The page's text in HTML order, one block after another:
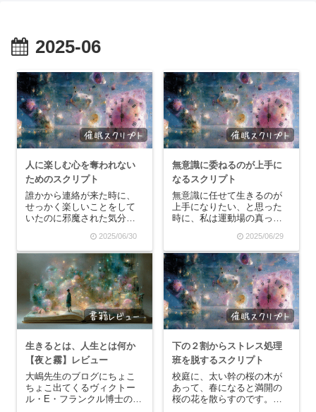
2025-06
人に楽しむ心を奪われない
ためのスクリプト
誰かから連絡が来た時に、
せっかく楽しいことをして
いたのに邪魔された気分に
じ！」と思っている時に、
仕事で嫌なことを言われた
りして。私の「楽しい」を
奪われた気分になってしま
う。そんなこと気にしなか
ったらいいのにって自分で
も...
2025/06/30
無意識に委ねるのが上手に
なるスクリプト
無意識に任せて生きるのが
上手になりたい、と思った
時に、私は運動場の真っ白
たんです。そして、その真
っ白いゴールテープを私は
誰よりも早くゴールして切
ることが“できない”と分かっ
ていたので、私は運動場に
響く家族の声援や下級...
2025/06/29
生きるとは、人生とは何か
【夜と霧】レビュー
大嶋先生のブログにちょこ
ちょこ出てくるヴィクトー
ル・E・フランクル博士の
下の２割からストレス処理
班を脱するスクリプト
校庭に、太い幹の桜の木が
あって、春になると満開の
桜の花を散らすのです。そ